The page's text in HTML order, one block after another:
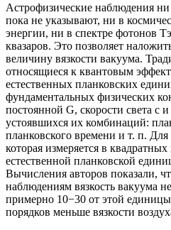
Астрофизические наблюдения
пока не указывают, ни в
энергии, ни в спектре фотонов
квазаров. Это позволяет
величину вязкости вакуума.
относящиеся к квантовым
естественных планковских
фундаментальных физических
постоянной G, скорости света c
устоявшихся их комбинаций:
планковского времени и т. п. Для
которая измеряется в
естественной ​планковской
Вычисления ​авторов показали,
наблюдениям вязкость вакуума
примерно 10−30​​ ​от этой
порядков меньше вязкости